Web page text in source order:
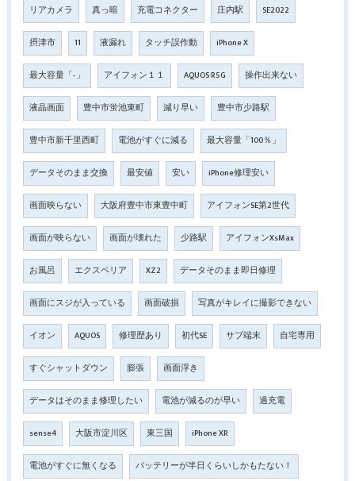
リアカメラ 真っ暗 充電コネクター 庄内駅 SE2022
摂津市 11 液漏れ タッチ誤作動 iPhone X
最大容量「‐」 アイフォン１１ AQUOS R5G 操作出来ない
液晶画面 豊中市蛍池東町 減り早い 豊中市少路駅
豊中市新千里西町 電池がすぐに減る 最大容量「100％」
データそのまま交換 最安値 安い iPhone修理安い
画面映らない 大阪府豊中市東豊中町 アイフォンSE第2世代
画面が映らない 画面が壊れた 少路駅 アイフォンXsMax
お風呂 エクスペリア XZ2 データそのまま即日修理
画面にスジが入っている 画面破損 写真がキレイに撮影できない
イオン AQUOS 修理歴あり 初代SE サブ端末 自宅専用
すぐシャットダウン 膨張 画面浮き
データはそのまま修理したい 電池が減るのが早い 過充電
sense4 大阪市淀川区 東三国 iPhone XR
電池がすぐに無くなる バッテリーが半日くらいしかもたない！